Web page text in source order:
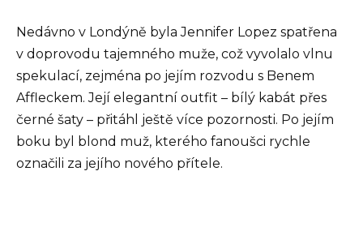
Nedávno v Londýně byla Jennifer Lopez spatřena
v doprovodu tajemného muže, což vyvolalo vlnu
spekulací, zejména po jejím rozvodu s Benem
Affleckem. Její elegantní outfit – bílý kabát přes
černé šaty – přitáhl ještě více pozornosti. Po jejím
boku byl blond muž, kterého fanoušci rychle
označili za jejího nového přítele.